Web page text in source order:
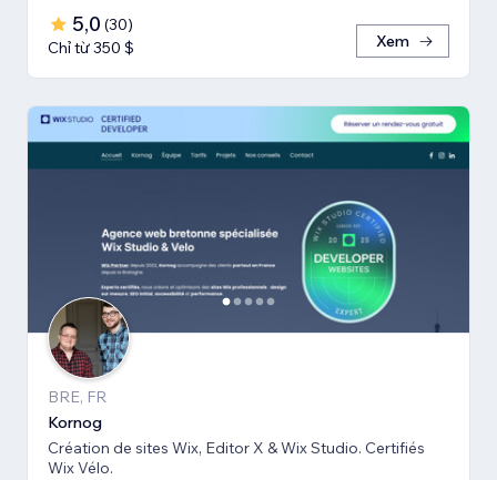
5,0 (30)
Chỉ từ 350 $
Xem
BRE, FR
Kornog
Création de sites Wix, Editor X & Wix Studio. Certifiés
Wix Vélo.